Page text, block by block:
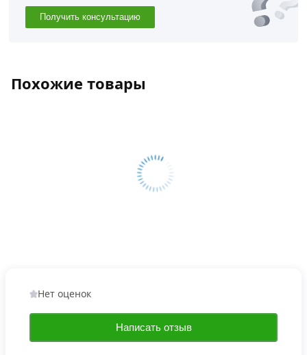
Получить консультацию
Похожие товары
Нет оценок
Написать отзыв